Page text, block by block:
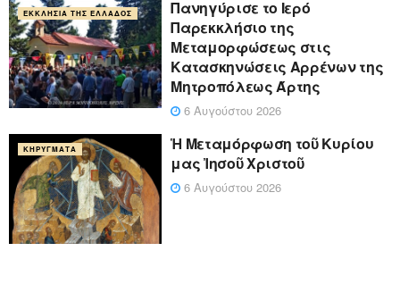
ΕΚΚΛΗΣΊΑ ΤΗΣ ΕΛΛΆΔΟΣ
Πανηγύρισε το Ιερό
Παρεκκλήσιο της
Μεταμορφώσεως στις
Κατασκηνώσεις Αρρένων της
Μητροπόλεως Άρτης
6 Αυγούστου 2026
ΚΗΡΎΓΜΑΤΑ
Ἡ Μεταμόρφωση τοῦ Κυρίου
μας Ἰησοῦ Χριστοῦ
6 Αυγούστου 2026